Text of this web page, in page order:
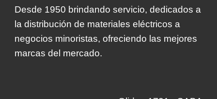
Desde 1950 brindando servicio, dedicados a
la distribución de materiales eléctricos a
negocios minoristas, ofreciendo las mejores
marcas del mercado.